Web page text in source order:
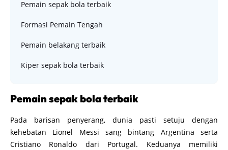
Pemain sepak bola terbaik
Formasi Pemain Tengah
Pemain belakang terbaik
Kiper sepak bola terbaik
Pemain sepak bola terbaik
Pada barisan penyerang, dunia pasti setuju dengan
kehebatan Lionel Messi sang bintang Argentina serta
Cristiano Ronaldo dari Portugal. Keduanya memiliki